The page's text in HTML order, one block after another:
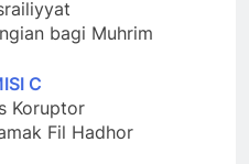
bagi Muhrim
C
Koruptor
Fil Hadhor